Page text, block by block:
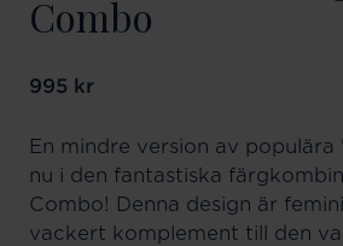
Combo
Pris :995 kr
995 kr
En mindre version av populära
nu i den fantastiska
Combo! Denna design är
vackert komplement till den